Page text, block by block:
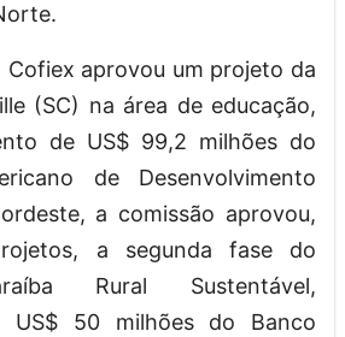
Cofiex aprovou um projeto da
(SC) na área de educação,
de US$ 99,2 milhões do
de Desenvolvimento
a comissão aprovou,
a segunda fase do
Rural Sustentável,
US$ 50 milhões do Banco